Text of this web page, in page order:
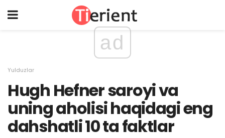
ad
Yulduzlar
Hugh Hefner saroyi va
uning aholisi haqidagi eng
dahshatli 10 ta faktlar